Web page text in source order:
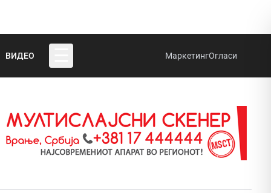
ВИДЕО МаркетингОгласи